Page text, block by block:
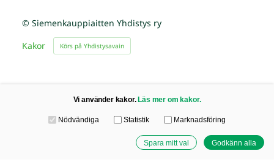
© Siemenkauppiaitten Yhdistys ry
Kakor
Körs på Yhdistysavain
Vi använder kakor.Läs mer om kakor.
Välj vilka kakor du accepterar
Nödvändiga Statistik Marknadsföring
Spara mitt val Godkänn alla